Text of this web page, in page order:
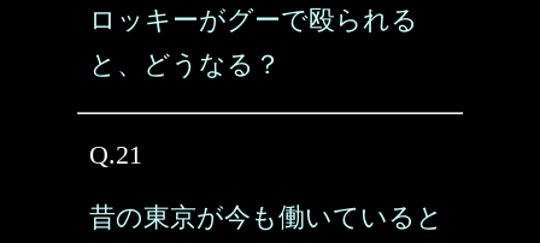
ロッキーがグーで殴られる
と、どうなる？
Q.21
昔の東京が今も働いていると